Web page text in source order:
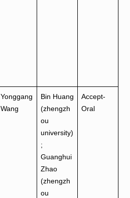
Yonggang
Wang
Bin Huang
(zhengzh
ou
university)
;
Guanghui
Zhao
(zhengzh
ou
Accept-
Oral